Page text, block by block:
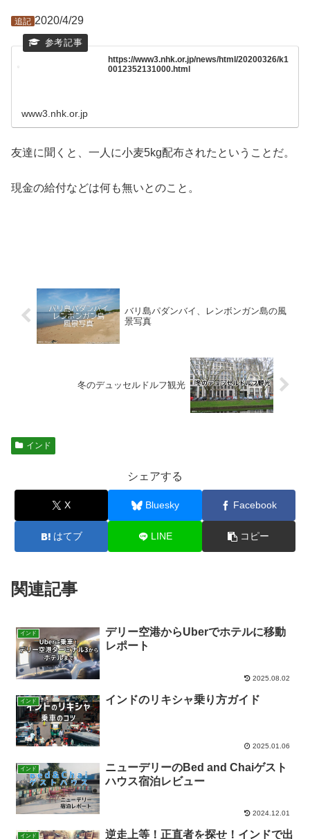
追記 2020/4/29
https://www3.nhk.or.jp/news/html/20200326/k1
0012352131000.html
www3.nhk.or.jp
友達に聞くと、一人に小麦5kg配布されたということだ。
現金の給付などは何も無いとのこと。
バリ島パダンバイ、レンボンガン島の風
景写真
冬のデュッセルドルフ観光
インド
シェアする
X Bluesky Facebook
はてブ LINE コピー
関連記事
インド
デリー空港からUberでホテルに移動
レポート
2025.08.02
インド インドのリキシャ乗り方ガイド
2025.01.06
インド
ニューデリーのBed and Chaiゲスト
ハウス宿泊レビュー
2024.12.01
インド 逆走上等！正直者を探せ！インドで出